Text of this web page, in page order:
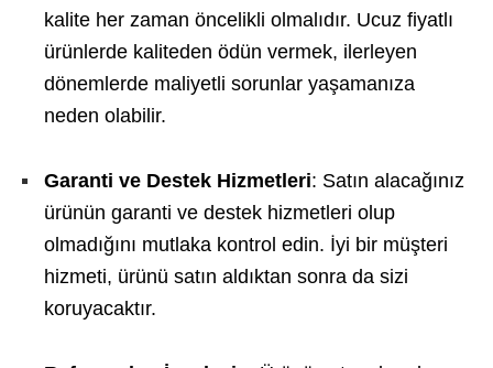
kalite her zaman öncelikli olmalıdır. Ucuz fiyatlı
ürünlerde kaliteden ödün vermek, ilerleyen
dönemlerde maliyetli sorunlar yaşamanıza
neden olabilir.
Garanti ve Destek Hizmetleri: Satın alacağınız
ürünün garanti ve destek hizmetleri olup
olmadığını mutlaka kontrol edin. İyi bir müşteri
hizmeti, ürünü satın aldıktan sonra da sizi
koruyacaktır.